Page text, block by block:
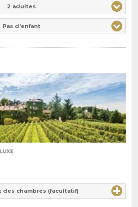
2 adultes
Pas d'enfant
chambres (facultatif)